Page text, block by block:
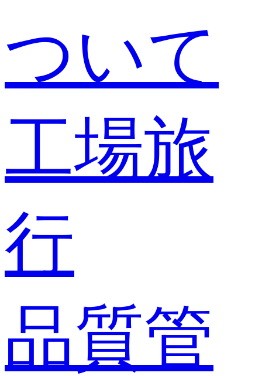
ついて
工場旅
行
品質管